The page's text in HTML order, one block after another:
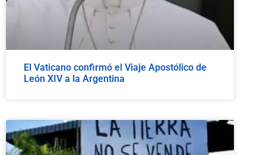
El Vaticano confirmó el Viaje Apostólico de
León XIV a la Argentina